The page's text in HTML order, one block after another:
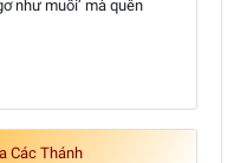
như muối’ mà quên
Các Thánh